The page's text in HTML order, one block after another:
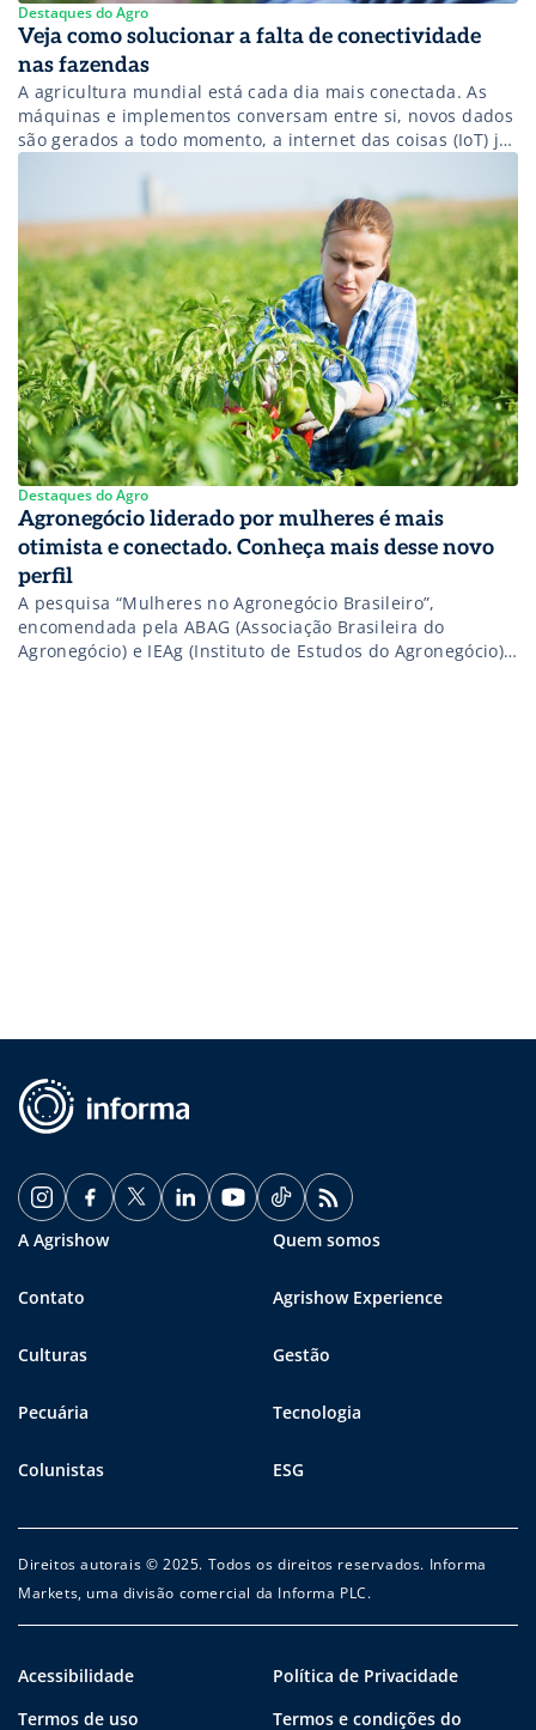
Destaques do Agro
Veja como solucionar a falta de conectividade
nas fazendas
A agricultura mundial está cada dia mais conectada. As
máquinas e implementos conversam entre si, novos dados
são gerados a todo momento, a internet das coisas (IoT) já
fator está gerando atrasos na adoção destas […]
Destaques do Agro
Agronegócio liderado por mulheres é mais
otimista e conectado. Conheça mais desse novo
perfil
A pesquisa “Mulheres no Agronegócio Brasileiro”,
encomendada pela ABAG (Associação Brasileira do
Agronegócio) e IEAg (Instituto de Estudos do Agronegócio),
A Agrishow Quem somos
Contato Agrishow Experience
Culturas Gestão
Pecuária Tecnologia
Colunistas ESG
Direitos autorais © 2025. Todos os direitos reservados. Informa
Markets, uma divisão comercial da Informa PLC.
Acessibilidade
Política de Privacidade
Termos de uso
Termos e condições do